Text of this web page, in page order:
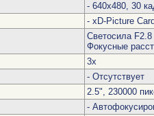
- 640x480, 30
- xD-Picture
Светосила
Фокусные
3x
- Отсутствует
2.5", 230000
-